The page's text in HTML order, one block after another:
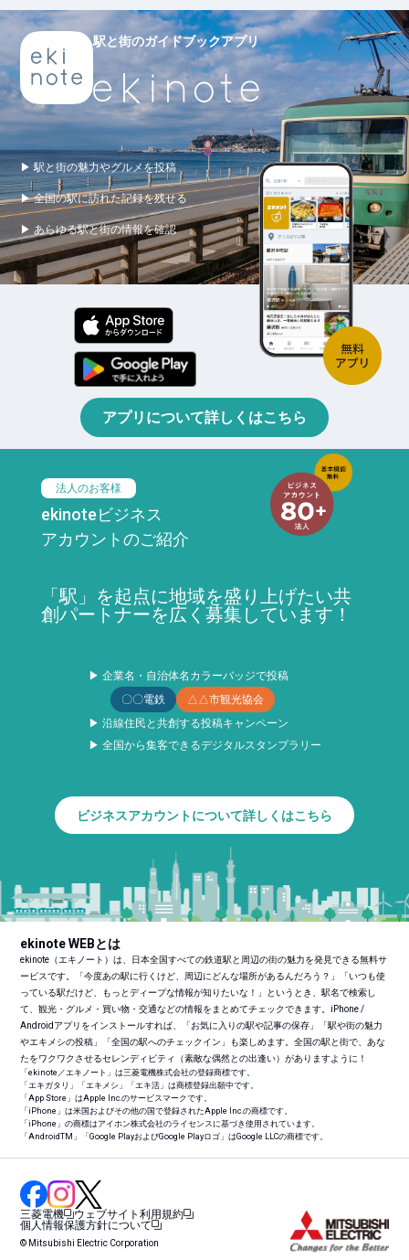
駅と街のガイドブックアプリ
▶ 駅と街の魅力やグルメを投稿
▶ 全国の駅に訪れた記録を残せる
▶ あらゆる駅と街の情報を確認
アプリについて詳しくはこちら
法人のお客様
ekinoteビジネス
アカウントのご紹介
「駅」を起点に地域を盛り上げたい共
創パートナーを広く募集しています！
▶ 企業名・自治体名カラーバッジで投稿
〇〇電鉄
△△市観光協会
▶ 沿線住民と共創する投稿キャンペーン
▶ 全国から集客できるデジタルスタンプラリー
ビジネスアカウントについて詳しくはこちら
ekinote WEBとは
ekinote（エキノート）は、日本全国すべての鉄道駅と周辺の街の魅力を発見できる無料サ
ービスです。「今度あの駅に行くけど、周辺にどんな場所があるんだろう？」「いつも使
っている駅だけど、もっとディープな情報が知りたいな！」というとき、駅名で検索し
て、観光・グルメ・買い物・交通などの情報をまとめてチェックできます。iPhone /
Androidアプリをインストールすれば、「お気に入りの駅や記事の保存」「駅や街の魅力
やエキメシの投稿」「全国の駅へのチェックイン」も楽しめます。全国の駅と街で、あな
たをワクワクさせるセレンディピティ（素敵な偶然との出逢い）がありますように！
「ekinote／エキノート」は三菱電機株式会社の登録商標です。
「エキガタリ」「エキメシ」「エキ活」は商標登録出願中です。
「App Store」はApple Inc.のサービスマークです。
「iPhone」は米国およびその他の国で登録されたApple Inc.の商標です。
「iPhone」の商標はアイホン株式会社のライセンスに基づき使用されています。
「AndroidTM 」「Google PlayおよびGoogle Playロゴ」はGoogle LLCの商標です。
三菱電機
ウェブサイト利用規約
個人情報保護方針について
© Mitsubishi Electric Corporation